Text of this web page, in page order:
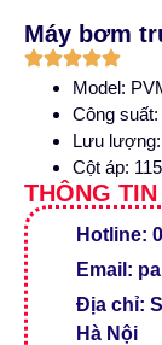
Máy bơm
Model:
Công
Lưu
Cột áp:
THÔNG
Hotline:
Email:
Địa chỉ:
Hà Nội